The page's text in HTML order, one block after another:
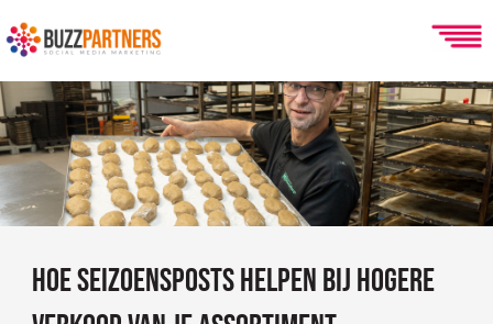
naar
inhoud
Hoe seizoensposts helpen bij hogere